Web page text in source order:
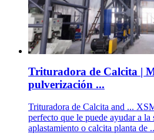
Trituradora de Calcita |
pulverización ...
Trituradora de Calcita and ...
perfecto que le puede ayudar a
aplastamiento o calcita planta de